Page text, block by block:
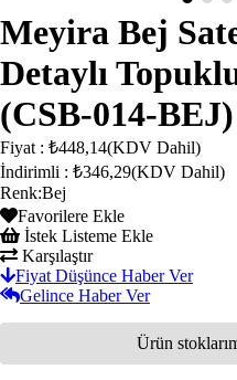
Meyira Bej
Detaylı
(CSB-014-BEJ)
Fiyat : ₺448,14(KDV Dahil)
İndirimli : ₺346,29(KDV Dahil)
Renk:Bej
Favorilere Ekle
İstek Listeme Ekle
Karşılaştır
Fiyat Düşünce Haber Ver
Gelince Haber Ver
Ürün